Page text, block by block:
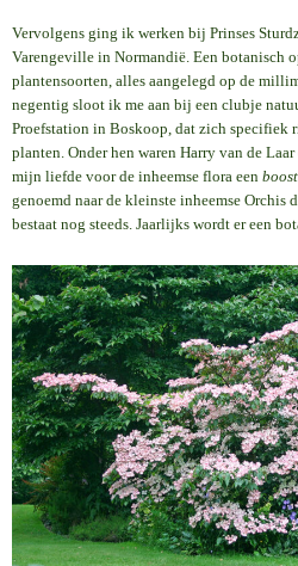
Vervolgens ging ik werken bij Prinses
Varengeville in Normandië. Een botanisch
plantensoorten, alles aangelegd op de
negentig sloot ik me aan bij een clubje
Proefstation in Boskoop, dat zich specifiek
planten. Onder hen waren Harry van de
mijn liefde voor de inheemse flora een boost
genoemd naar de kleinste inheemse Orchis
bestaat nog steeds. Jaarlijks wordt er een